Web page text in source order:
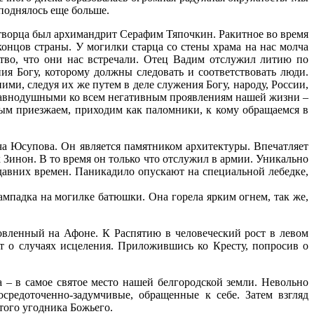
еще больше.
был архимандрит Серафим Тяпочкин. Ракитное во время
страны. У могилки старца со стены храма на нас молча
что они нас встречали. Отец Вадим отслужил литию по
которому должны следовать и соответствовать люди.
следуя их же путем в деле служения Богу, народу, России,
ко всем негативным проявлениям нашей жизни –
приезжаем, приходим как паломники, к кому обращаемся в
Он является памятником архитектуры. Впечатляет
В то время он только что отслужил в армии. Уникально
времен. Паникадило опускают на специальной лебедке,
на могилке батюшки. Она горела ярким огнем, так же,
на Афоне. К Распятию в человеческий рост в левом
о случаях исцеления. Приложившись ко Кресту, попросив о
в самое святое место нашей белгородской земли. Невольно
задумчивые, обращенные к себе. Затем взгляд
угодника Божьего.